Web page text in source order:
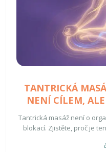
TANTRICKÁ
NENÍ CÍLEM,
Tantrická masáž není o
blokací. Zjistěte, proč je